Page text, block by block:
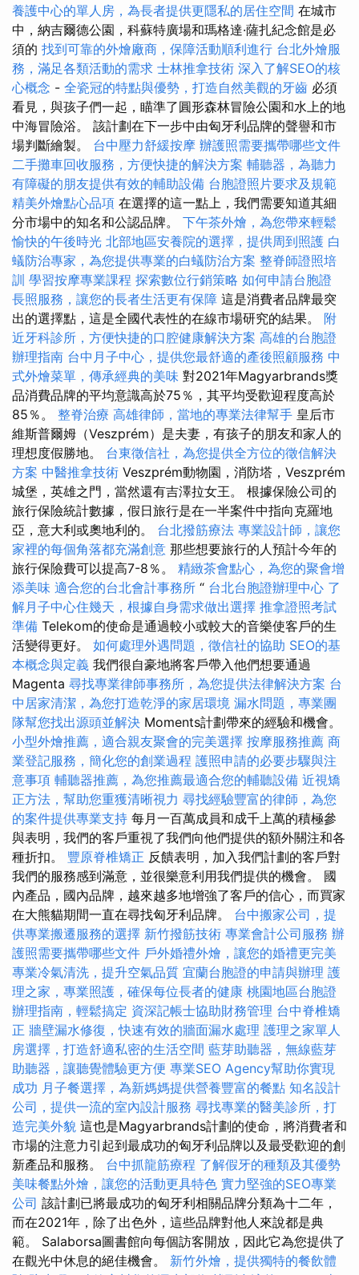
養護中心的單人房，為長者提供更隱私的居住空間 在城市
中，納吉爾德公園，科蘇特廣場和瑪格達·薩扎紀念館是必
須的 找到可靠的外燴廠商，保障活動順利進行 台北外燴服
務，滿足各類活動的需求 士林推拿技術 深入了解SEO的核
心概念 - 全瓷冠的特點與優勢，打造自然美觀的牙齒 必須
看見，與孩子們一起，瞄準了圓形森林冒險公園和水上的地
中海冒險浴。 該計劃在下一步中由匈牙利品牌的聲譽和市
場判斷繪製。 台中壓力舒緩按摩 辦護照需要攜帶哪些文件
二手攤車回收服務，方便快捷的解決方案 輔聽器，為聽力
有障礙的朋友提供有效的輔助設備 台胞證照片要求及規範
精美外燴點心品項 在選擇的這一點上，我們需要知道其細
分市場中的知名和公認品牌。 下午茶外燴，為您帶來輕鬆
愉快的午後時光 北部地區安養院的選擇，提供周到照護 白
蟻防治專家，為您提供專業的白蟻防治方案 整脊師證照培
訓 學習按摩專業課程 探索數位行銷策略 如何申請台胞證
長照服務，讓您的長者生活更有保障 這是消費者品牌最突
出的選擇點，這是全國代表性的在線市場研究的結果。 附
近牙科診所，方便快捷的口腔健康解決方案 高雄的台胞證
辦理指南 台中月子中心，提供您最舒適的產後照顧服務 中
式外燴菜單，傳承經典的美味 對2021年Magyarbrands獎
品消費品牌的平均意識高於75％，其平均受歡迎程度高於
85％。 整脊治療 高雄律師，當地的專業法律幫手 皇后市
維斯普爾姆（Veszprém）是夫妻，有孩子的朋友和家人的
理想度假勝地。 台東徵信社，為您提供全方位的徵信解決
方案 中醫推拿技術 Veszprém動物園，消防塔，Veszprém
城堡，英雄之門，當然還有吉澤拉女王。 根據保險公司的
旅行保險統計數據，假日旅行是在一半案件中指向克羅地
亞，意大利或奧地利的。 台北撥筋療法 專業設計師，讓您
家裡的每個角落都充滿創意 那些想要旅行的人預計今年的
旅行保險費可以提高7-8％。 精緻茶會點心，為您的聚會增
添美味 適合您的台北會計事務所 “ 台北台胞證辦理中心 了
解月子中心住幾天，根據自身需求做出選擇 推拿證照考試
準備 Telekom的使命是通過較小或較大的音樂使客戶的生
活變得更好。 如何處理外遇問題，徵信社的協助 SEO的基
本概念與定義 我們很自豪地將客戶帶入他們想要通過
Magenta 尋找專業律師事務所，為您提供法律解決方案 台
中居家清潔，為您打造乾淨的家居環境 漏水問題，專業團
隊幫您找出源頭並解決 Moments計劃帶來的經驗和機會。
小型外燴推薦，適合親友聚會的完美選擇 按摩服務推薦 商
業登記服務，簡化您的創業過程 護照申請的必要步驟與注
意事項 輔聽器推薦，為您推薦最適合您的輔聽設備 近視矯
正方法，幫助您重獲清晰視力 尋找經驗豐富的律師，為您
的案件提供專業支持 每月一百萬成員和成千上萬的積極參
與表明，我們的客戶重視了我們向他們提供的額外關注和各
種折扣。 豐原脊椎矯正 反饋表明，加入我們計劃的客戶對
我們的服務感到滿意，並很樂意利用我們提供的機會。 國
內產品，國內品牌，越來越多地增強了客戶的信心，而買家
在大熊貓期間一直在尋找匈牙利品牌。 台中搬家公司，提
供專業搬遷服務的選擇 新竹撥筋技術 專業會計公司服務 辦
護照需要攜帶哪些文件 戶外婚禮外燴，讓您的婚禮更完美
專業冷氣清洗，提升空氣品質 宜蘭台胞證的申請與辦理 護
理之家，專業照護，確保每位長者的健康 桃園地區台胞證
辦理指南，輕鬆搞定 資深記帳士協助財務管理 台中脊椎矯
正 牆壁漏水修復，快速有效的牆面漏水處理 護理之家單人
房選擇，打造舒適私密的生活空間 藍芽助聽器，無線藍芽
助聽器，讓聽覺體驗更方便 專業SEO Agency幫助你實現
成功 月子餐選擇，為新媽媽提供營養豐富的餐點 知名設計
公司，提供一流的室內設計服務 尋找專業的醫美診所，打
造完美外貌 這也是Magyarbrands計劃的使命，將消費者和
市場的注意力引起到最成功的匈牙利品牌以及最受歡迎的創
新產品和服務。 台中抓龍筋療程 了解假牙的種類及其優勢
美味餐點外燴，讓您的活動更具特色 實力堅強的SEO專業
公司 該計劃已將最成功的匈牙利相關品牌分類為十二年，
而在2021年，除了出色外，這些品牌對他人來說都是典
範。 Salaborsa圖書館向每個訪客開放，因此它為您提供了
在觀光中休息的絕佳機會。 新竹外燴，提供獨特的餐飲體